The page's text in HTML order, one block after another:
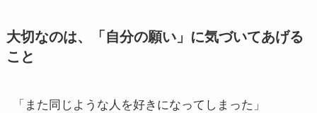
大切なのは、「自分の願い」に気づいてあげる
こと
「また同じような人を好きになってしまった」